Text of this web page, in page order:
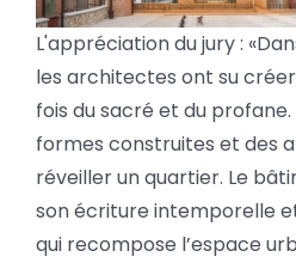
L'appréciation du jury :
les architectes ont su
fois du sacré et du
formes construites et des
réveiller un quartier. Le
son écriture intemporelle
qui recompose l’espace